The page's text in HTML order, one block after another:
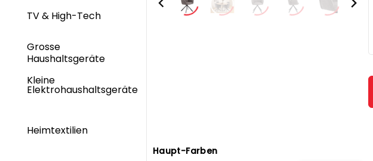
TV & High-Tech
Grosse
Haushaltsgeräte
Kleine
Elektrohaushaltsgeräte
Heimtextilien
Haupt-Farben